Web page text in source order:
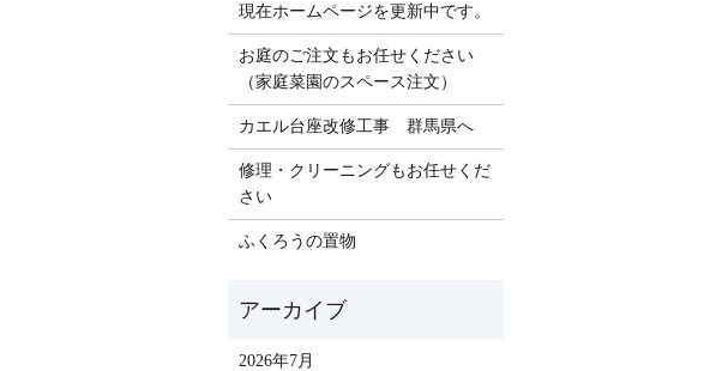
現在ホームページを更新中です。
お庭のご注文もお任せください
（家庭菜園のスペース注文）
カエル台座改修工事 群馬県へ
修理・クリーニングもお任せくだ
さい
ふくろうの置物
2026年7月